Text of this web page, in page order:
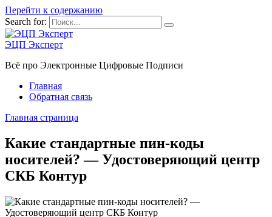
Перейти к содержанию
Search for:
ЭЦП Эксперт
Всё про Электронные Цифровые Подписи
Главная
Обратная связь
Главная страница
Какие стандартные пин-коды
носителей? — Удостоверяющий центр
СКБ Контур